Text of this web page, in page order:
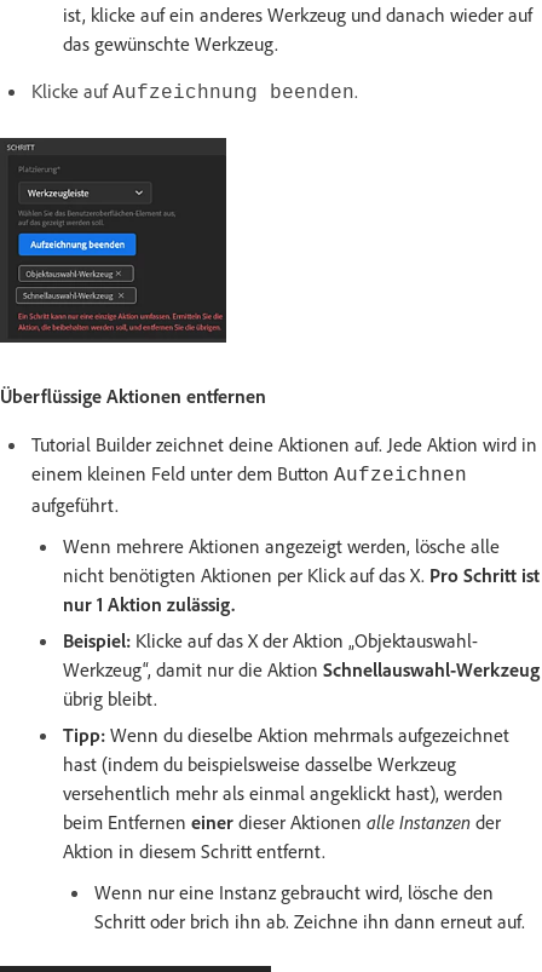
ist, klicke auf ein anderes Werkzeug und danach wieder auf
das gewünschte Werkzeug.
Klicke aufAufzeichnung beenden.
Überflüssige Aktionen entfernen
Tutorial Builder zeichnet deine Aktionen auf. Jede Aktion wird in
einem kleinen Feld unter dem Button Aufzeichnen
aufgeführt.
Wenn mehrere Aktionen angezeigt werden, lösche alle
nicht benötigten Aktionen per Klick auf das X. Pro Schritt ist
nur 1 Aktion zulässig.
Beispiel: Klicke auf das X der Aktion „Objektauswahl-
Werkzeug“, damit nur die Aktion Schnellauswahl-Werkzeug
übrig bleibt.
Tipp: Wenn du dieselbe Aktion mehrmals aufgezeichnet
hast (indem du beispielsweise dasselbe Werkzeug
versehentlich mehr als einmal angeklickt hast), werden
beim Entfernen einer dieser Aktionen alle Instanzen der
Aktion in diesem Schritt entfernt.
Wenn nur eine Instanz gebraucht wird, lösche den
Schritt oder brich ihn ab. Zeichne ihn dann erneut auf.